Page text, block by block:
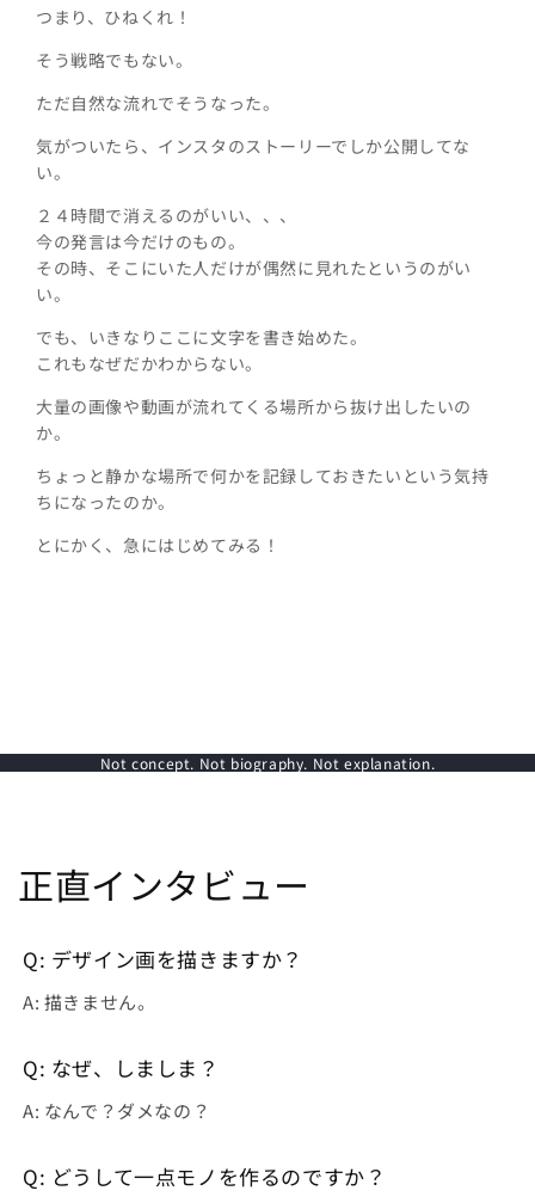
つまり、ひねくれ！
そう戦略でもない。
ただ自然な流れでそうなった。
気がついたら、インスタのストーリーでしか公開してな
い。
２４時間で消えるのがいい、、、
今の発言は今だけのもの。
その時、そこにいた人だけが偶然に見れたというのがい
い。
でも、いきなりここに文字を書き始めた。
これもなぜだかわからない。
大量の画像や動画が流れてくる場所から抜け出したいの
か。
ちょっと静かな場所で何かを記録しておきたいという気持
ちになったのか。
とにかく、急にはじめてみる！
Not concept. Not biography. Not explanation.
正直インタビュー
Q: デザイン画を描きますか？
A: 描きません。
Q: なぜ、しましま？
A: なんで？ダメなの？
Q: どうして一点モノを作るのですか？